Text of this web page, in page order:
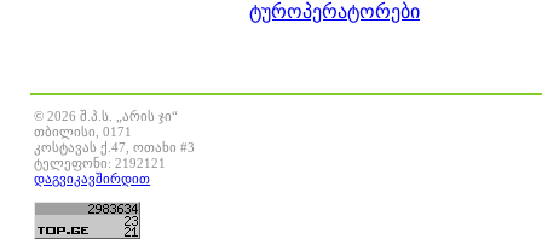
ტუროპერატორები
© 2026 შ.პ.ს. „არის ჯი“
თბილისი, 0171
კოსტავას ქ.47, ოთახი #3
ტელეფონი: 2192121
დაგვიკავშირდით